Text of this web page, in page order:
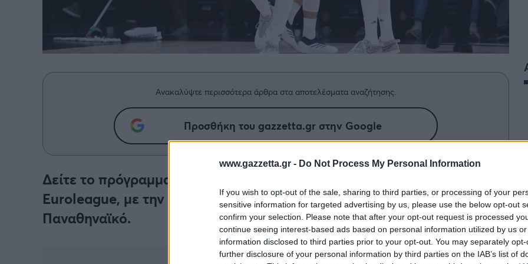
www.gazzetta.gr - Do Not Process My Personal Information
If you wish to opt-out of the sale, sharing to third parties, or processing of your
sensitive information for targeted advertising by us, please use the below opt-out
confirm your selection. Please note that after your opt-out request is processed
continue seeing interest-based ads based on personal information utilized by us
information disclosed to third parties prior to your opt-out. You may separately
further disclosure of your personal information by third parties on the IAB’s list of
Ανακαλύψτε περισσότερα άρθρα στα αποτελέσματα αναζήτησης.
Προσθήκη του gazzetta.gr στην Google
Δείτε το πρόγραμμα των μεταδόσεων της ημέρας (13/11) στη
Εuroleague, με την αναμέτρηση ανάμεσα σε Ρεάλ Μαδρίτης και
Παναθηναϊκό.